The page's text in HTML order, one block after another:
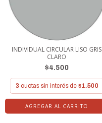
INDIVIDUAL CIRCULAR LISO GRIS
CLARO
$4.500
3 cuotas sin interés de $1.500